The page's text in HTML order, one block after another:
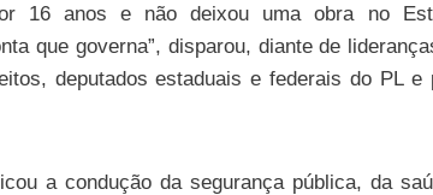
16 anos e não deixou uma obra no
que governa”, disparou, diante de
deputados estaduais e federais do PL e
a condução da segurança pública, da